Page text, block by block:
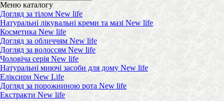
Меню каталогу
Догляд за тілом New life
Натуральні лікувальні креми та мазі New life
Косметика New life
Догляд за обличчям New life
Догляд за волоссям New life
Чоловіча серія New life
Натуральні миючі засоби для дому New life
Еліксири New Life
Догляд за порожниною рота New life
Екстракти New life